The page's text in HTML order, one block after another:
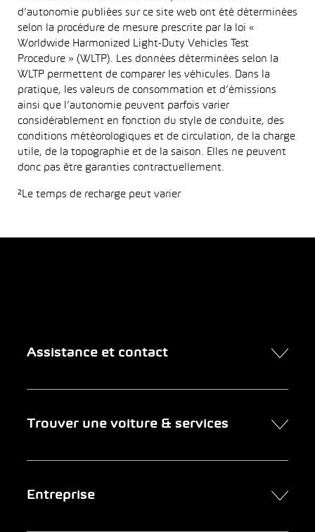
d’autonomie publiées sur ce site web ont été déterminées
selon la procédure de mesure prescrite par la loi «
Worldwide Harmonized Light-Duty Vehicles Test
Procedure » (WLTP). Les données déterminées selon la
WLTP permettent de comparer les véhicules. Dans la
pratique, les valeurs de consommation et d’émissions
ainsi que l’autonomie peuvent parfois varier
considérablement en fonction du style de conduite, des
conditions météorologiques et de circulation, de la charge
utile, de la topographie et de la saison. Elles ne peuvent
donc pas être garanties contractuellement.
²Le temps de recharge peut varier
Assistance et contact
Entreprises clientes
Trouver une voiture & services
Services
Entreprise